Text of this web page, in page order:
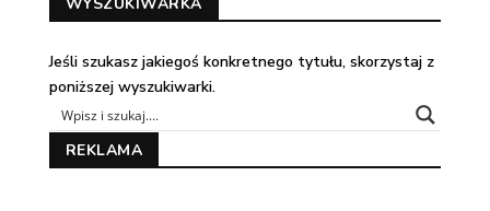
Jeśli szukasz jakiegoś konkretnego tytułu, skorzystaj z
poniższej wyszukiwarki.
REKLAMA